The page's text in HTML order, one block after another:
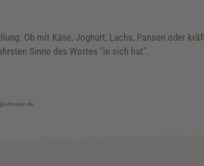
Ob mit Käse, Joghurt, Lachs, Pansen oder
Sinne des Wortes "in sich hat".